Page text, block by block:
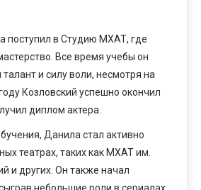
поступил в Студию МХАТ, где
Все время учебы он
и силу воли, несмотря на
Козловский успешно окончил
диплом актера.
Данила стал активно
театрах, таких как МХАТ им.
и других. Он также начал
небольшие роли в сериалах